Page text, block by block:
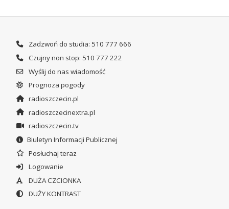
Zadzwoń do studia: 510 777 666
Czujny non stop: 510 777 222
Wyślij do nas wiadomość
Prognoza pogody
radioszczecin.pl
radioszczecinextra.pl
radioszczecin.tv
Biuletyn Informacji Publicznej
Posłuchaj teraz
Logowanie
DUŻA CZCIONKA
DUŻY KONTRAST